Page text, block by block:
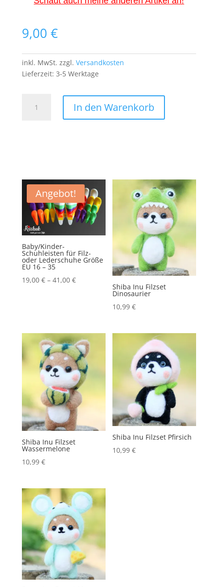
9,00 €
inkl. MwSt. zzgl. Versandkosten
Lieferzeit: 3-5 Werktage
Serie
Zeichentrick
Professor
Hund
Menge
In den Warenkorb
Angebot!
Baby/Kinder-
Schuhleisten für Filz-
oder Lederschuhe Größe
EU 16 – 35
19,00 €– 41,00 €
Shiba Inu Filzset
Dinosaurier
10,99€
Shiba Inu Filzset
Wassermelone
10,99 €
Shiba Inu Filzset Pfirsich
10,99€